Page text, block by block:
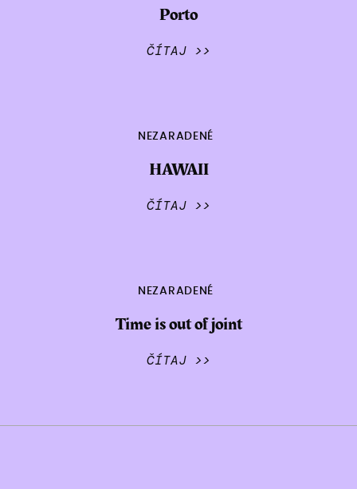
Porto
ČÍTAJ >>
NEZARADENÉ
HAWAII
ČÍTAJ >>
NEZARADENÉ
Time is out of joint
ČÍTAJ >>